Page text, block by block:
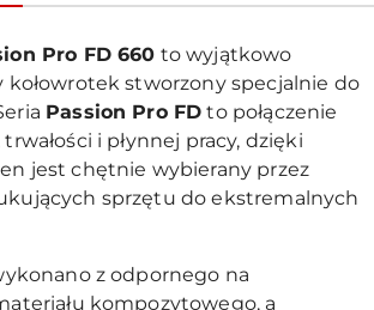
Pro FD 660 to wyjątkowo
kołowrotek stworzony specjalnie do
Passion Pro FD to połączenie
i płynnej pracy, dzięki
jest chętnie wybierany przez
sprzętu do ekstremalnych
z odpornego na
kompozytowego, a